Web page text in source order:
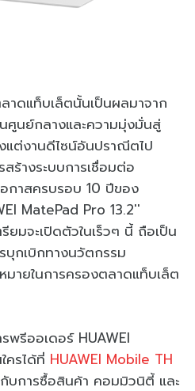
าดแท็บเล็ตนั้นเป็นผลมาจาก
ศูนย์กลางและความมุ่งมั่นสู่
แต่งานดีไซน์อันปราณีตไป
ร้างระบบการเชื่อมต่อ
กาสครบรอบ 10 ปีของ
MatePad Pro 13.2''
ยมจะเปิดตัวในเร็วๆ นี้ ถือเป็น
กเบิกทางนวัตกรรม
มายในการครองตลาดแท็บเล็ต
พรีออเดอร์ HUAWEI
ครได้ที่ HUAWEI Mobile TH
บการซื้อสินค้า คอมมิวนิตี้ และ